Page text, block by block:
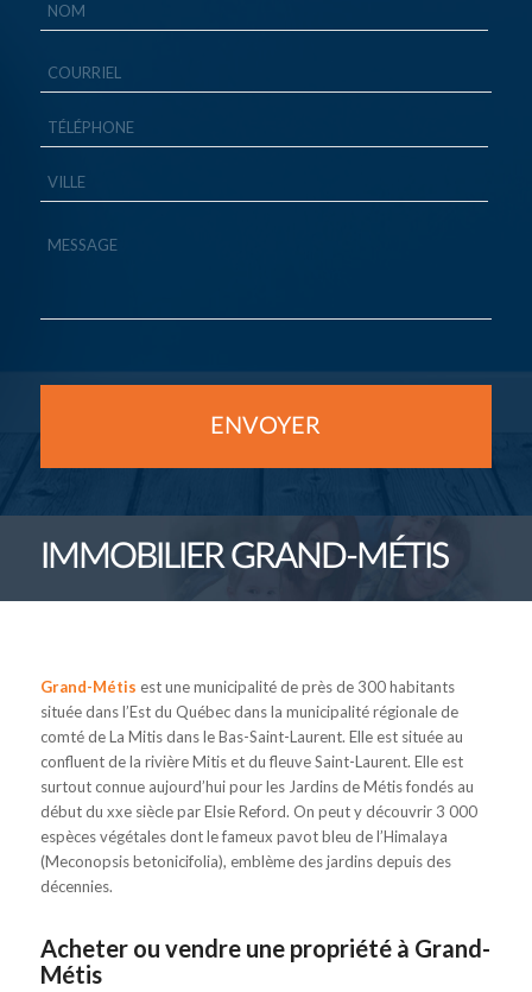
IMMOBILIER GRAND-MÉTIS
Grand-Métis est une municipalité de près de 300 habitants
située dans l’Est du Québec dans la municipalité régionale de
comté de La Mitis dans le Bas-Saint-Laurent. Elle est située au
confluent de la rivière Mitis et du fleuve Saint-Laurent. Elle est
surtout connue aujourd’hui pour les Jardins de Métis fondés au
début du xxe siècle par Elsie Reford. On peut y découvrir 3 000
espèces végétales dont le fameux pavot bleu de l’Himalaya
(Meconopsis betonicifolia), emblème des jardins depuis des
décennies.
Acheter ou vendre une propriété à Grand-
Métis